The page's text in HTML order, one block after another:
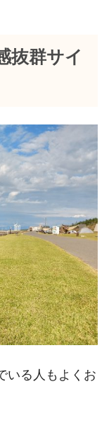
抜群サイ
いる人もよくお